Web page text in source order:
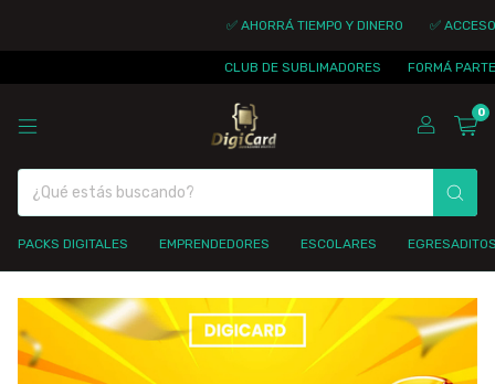
✅ AHORRÁ TIEMPO Y DINERO ✅ ACCESO
CLUB DE SUBLIMADORES FORMÁ PARTE
0
PACKS DIGITALES EMPRENDEDORES ESCOLARES